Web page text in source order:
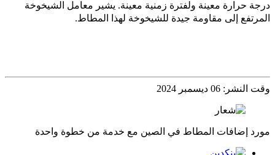
درجة حرارة معينة ولفترة زمنية معينة. يشير معامل الشيخوخة
المرتفع إلى مقاومة جيدة للشيخوخة لهذا المطاط.
وقت النشر: 06 ديسمبر 2024
مورد إضافات المطاط في الصين مع خدمة من خطوة واحدة